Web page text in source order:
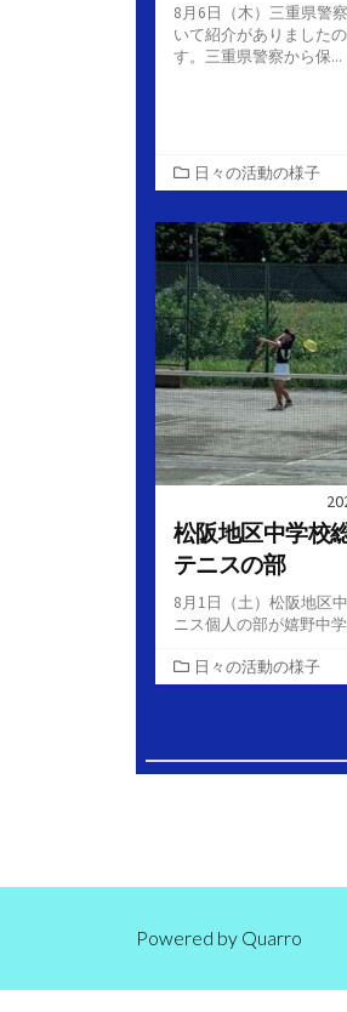
8月6日（木）三重県警
いて紹介がありました
す。三重県警察から保...
カ
テ
ゴ
リ
ー
日々の活動の様子
松阪地区中学校
テニスの部
8月1日（土）松阪地区
ニス個人の部が嬉野中
カ
テ
ー
日々の活動の様子
稿
ー
ジ
送
Powered by Quarro